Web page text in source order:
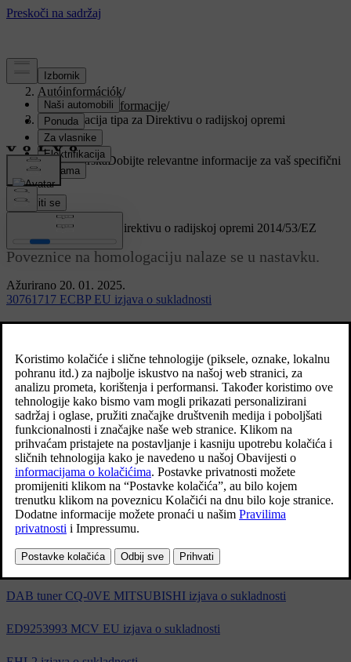
Podrška/
Autóinformációk/
Regulatorne informacije/
Homologacija tipa za Direktivu o radijskoj opremi
2014/53/EZ
Prilagođena podrškaDobijte relevantne informacije za vaš specifični
automobil.
Prijaviti se
Ažurirano 20. 01. 2025.
Homologacija tipa za Direktivu o radijskoj opremi 2014/53/EZ
Poveznice na homologaciju nalaze se u nastavku.
30761717 ECBP EU izjava o sukladnosti
5WK49232 EZ izjava o sukladnosti
5WK49264 EZ izjava o sukladnosti
5WK49265 EZ izjava o sukladnosti
A2C53440050 EZ izjava o sukladnosti
S180036006 izjava o sukladnosti
APN IAM21 izjava o sukladnosti
AV9257382 F12 EU izjava o sukladnosti
DAB tuner CQ-0VE MITSUBISHI izjava o sukladnosti
ED9253993 MCV EU izjava o sukladnosti